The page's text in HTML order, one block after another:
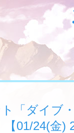
ト「ダイ
01/24(金)